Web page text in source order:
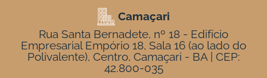
Camaçari
Rua Santa Bernadete, nº 18 - Edifício
Empresarial Empório 18, Sala 16 (ao lado do
Polivalente), Centro, Camaçari - BA | CEP:
42.800-035